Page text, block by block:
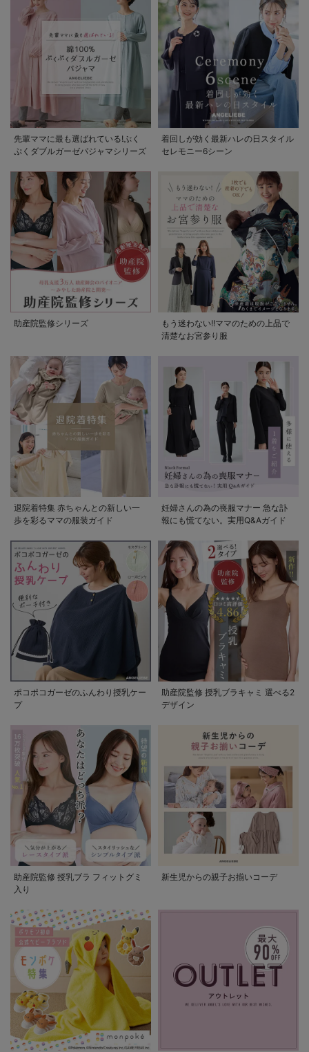
先輩ママに最も選ばれている!ぷく
ぷくダブルガーゼパジャマシリーズ
着回しが効く最新ハレの日スタイル
セレモニー6シーン
助産院監修シリーズ
もう迷わない!!ママのための上品で
清楚なお宮参り服
退院着特集 赤ちゃんとの新しい一
歩を彩るママの服装ガイド
妊婦さんの為の喪服マナー 急な訃
報にも慌てない。実用Q&Aガイド
ポコポコガーゼのふんわり授乳ケー
プ
助産院監修 授乳ブラキャミ 選べる2
デザイン
助産院監修 授乳ブラ フィットグミ
入り
新生児からの親子お揃いコーデ